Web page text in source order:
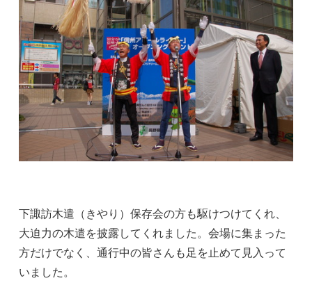
下諏訪木遣（きやり）保存会の方も駆けつけてくれ、
大迫力の木遣を披露してくれました。会場に集まった
方だけでなく、通行中の皆さんも足を止めて見入って
いました。